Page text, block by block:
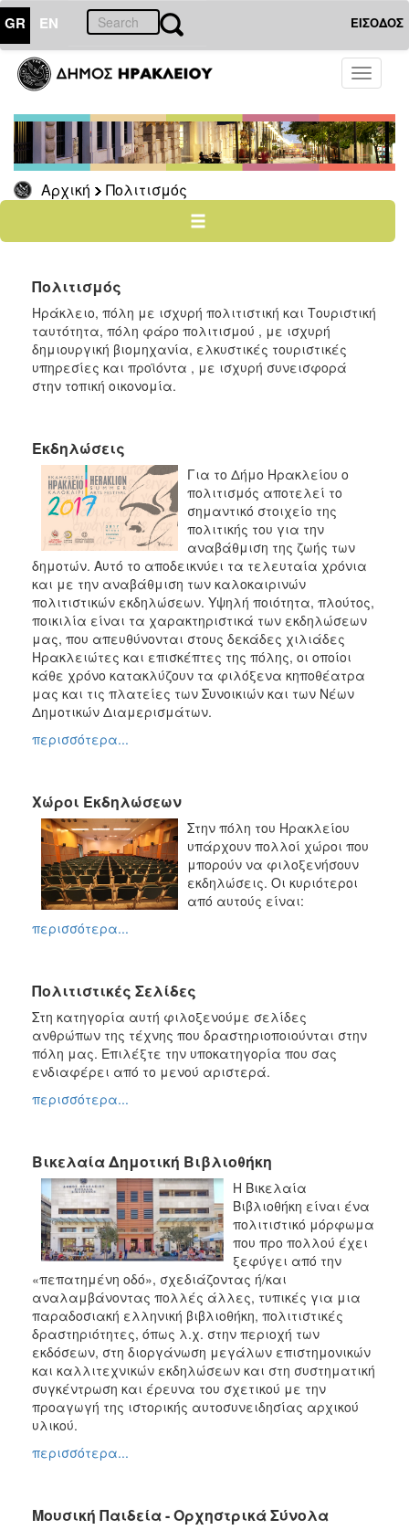
GR EN ΕΙΣΟΔΟΣ
Toggle
Αρχική Πολιτισμός
ΠΟΛΙΤΙΣΜΟΣ
Χώροι
Εκδηλώσεων
Πολιτιστικές
Σελίδες
Πινακοθήκη
Ψηφιακό
Κανάλι
-
Heraklion
Arts
Μουσική
Παιδεία
Αθλητισμός
Εθελοντισμός
ΤΟΠΟΣ
ΔΗΜΟΣ
ΠΟΛΗ
Πολιτισμός
Ηράκλειο, πόλη με ισχυρή πολιτιστική και Τουριστική
ταυτότητα, πόλη φάρο πολιτισμού , με ισχυρή
δημιουργική βιομηχανία, ελκυστικές τουριστικές
υπηρεσίες και προϊόντα , με ισχυρή συνεισφορά
στην τοπική οικονομία.
Εκδηλώσεις
Για το Δήμο Ηρακλείου ο
πολιτισμός αποτελεί το
σημαντικό στοιχείο της
πολιτικής του για την
αναβάθμιση της ζωής των
δημοτών. Αυτό το αποδεικνύει τα τελευταία χρόνια
και με την αναβάθμιση των καλοκαιρινών
πολιτιστικών εκδηλώσεων. Υψηλή ποιότητα, πλούτος,
ποικιλία είναι τα χαρακτηριστικά των εκδηλώσεων
μας, που απευθύνονται στους δεκάδες χιλιάδες
Ηρακλειώτες και επισκέπτες της πόλης, οι οποίοι
κάθε χρόνο κατακλύζουν τα φιλόξενα κηποθέατρα
μας και τις πλατείες των Συνοικιών και των Νέων
Δημοτικών Διαμερισμάτων.
περισσότερα...
Χώροι Εκδηλώσεων
Στην πόλη του Ηρακλείου
υπάρχουν πολλοί χώροι που
μπορούν να φιλοξενήσουν
εκδηλώσεις. Οι κυριότεροι
από αυτούς είναι:
περισσότερα...
Πολιτιστικές Σελίδες
Στη κατηγορία αυτή φιλοξενούμε σελίδες
ανθρώπων της τέχνης που δραστηριοποιούνται στην
πόλη μας. Επιλέξτε την υποκατηγορία που σας
ενδιαφέρει από το μενού αριστερά.
περισσότερα...
Βικελαία Δημοτική Βιβλιοθήκη
Η Βικελαία
Βιβλιοθήκη είναι ένα
πολιτιστικό μόρφωμα
που προ πολλού έχει
ξεφύγει από την
«πεπατημένη οδό», σχεδιάζοντας ή/και
αναλαμβάνοντας πολλές άλλες, τυπικές για μια
παραδοσιακή ελληνική βιβλιοθήκη, πολιτιστικές
δραστηριότητες, όπως λ.χ. στην περιοχή των
εκδόσεων, στη διοργάνωση μεγάλων επιστημονικών
και καλλιτεχνικών εκδηλώσεων και στη συστηματική
συγκέντρωση και έρευνα του σχετικού με την
προαγωγή της ιστορικής αυτοσυνειδησίας αρχικού
υλικού.
περισσότερα...
Μουσική Παιδεία - Ορχηστρικά Σύνολα